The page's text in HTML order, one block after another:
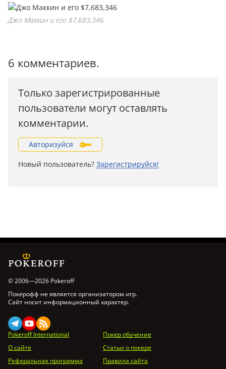
Джо Маккин и его $7,683,346
6 комментариев.
Только зарегистрированные
пользователи могут оставлять
комментарии.
Авторизуйся
Новый пользователь? Зарегистрируйся!
© 2006—2026 Pokeroff
Покерофф не является организатором игр.
Сайт носит информационный характер.
Pokeroff International
Покер обучение
О сайте
Статьи о покере
Реферальная программа
Правила сайта